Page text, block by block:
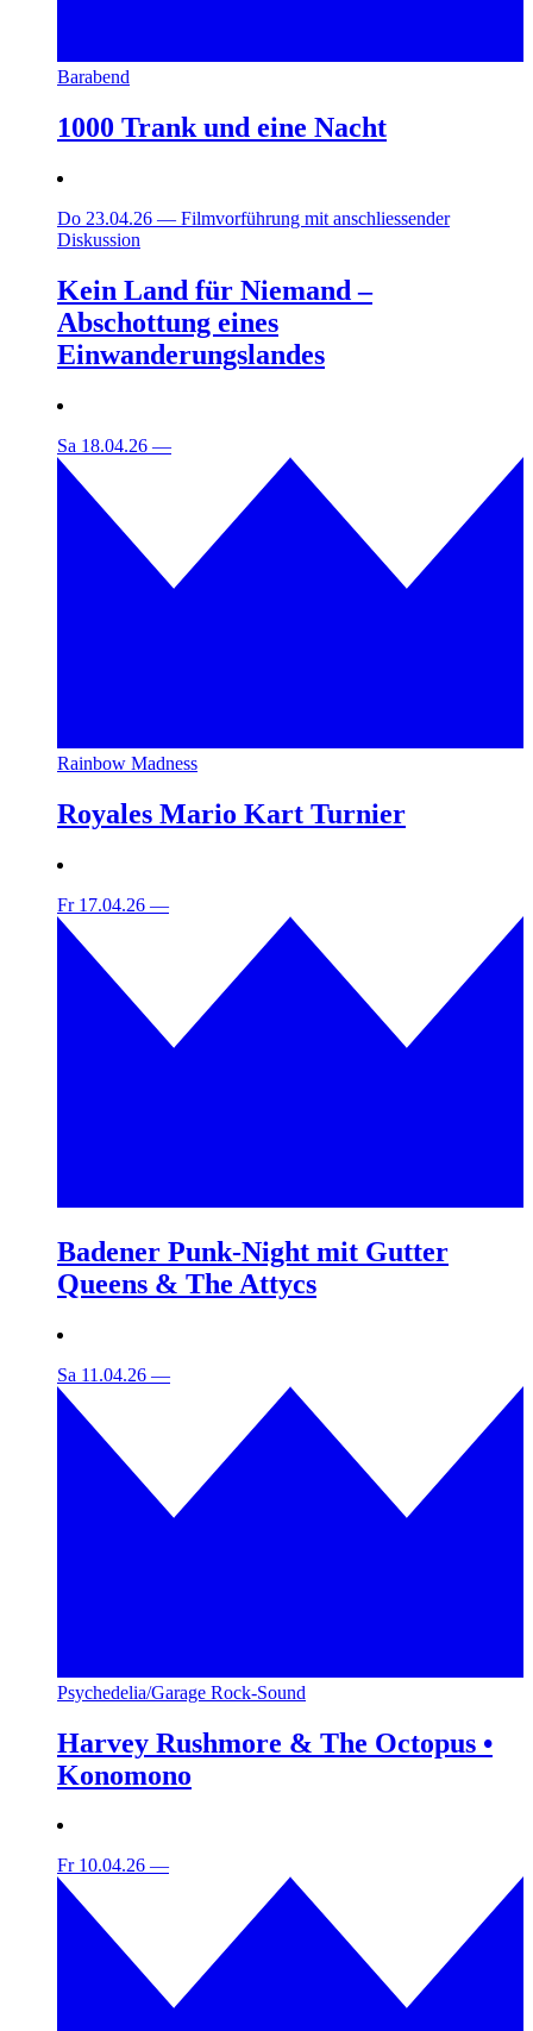
Barabend
1000 Trank und eine Nacht
Do 23.04.26 — Filmvorführung mit anschliessender
Diskussion
Kein Land für Niemand –
Abschottung eines
Einwanderungslandes
Sa 18.04.26 —
Rainbow Madness
Royales Mario Kart Turnier
Fr 17.04.26 —
Badener Punk-Night mit Gutter
Queens & The Attycs
Sa 11.04.26 —
Psychedelia/Garage Rock-Sound
Harvey Rushmore & The Octopus •
Konomono
Fr 10.04.26 —